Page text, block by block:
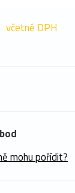
včetně DPH
mohu pořídit?